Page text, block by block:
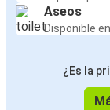
Aseos
Disponible
¿Es la